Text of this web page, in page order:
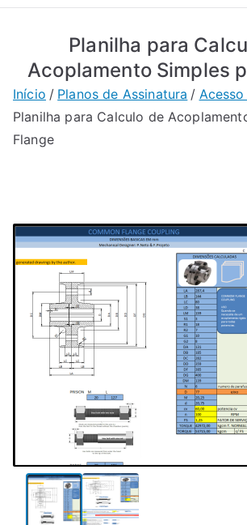
Planilha para
Acoplamento Simples
Início Planos de Assinatura
Planilha para Calculo de
Flange